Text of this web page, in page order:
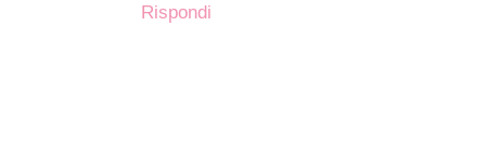
Rispondi